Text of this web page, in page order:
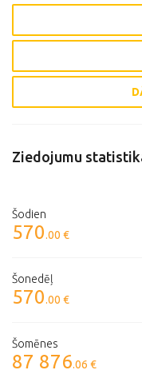
Ziedojumu
Šodien
570.00 €
Šonedēļ
570.00 €
Šomēnes
87 876.06 €